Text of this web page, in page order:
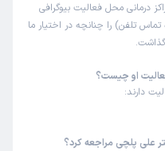
درمانی محل فعالیت بیوگرافی
تلفن) را چنانچه در اختیار ما
گذاشت.
او چیست؟
علی پلچی مراجعه کرد؟